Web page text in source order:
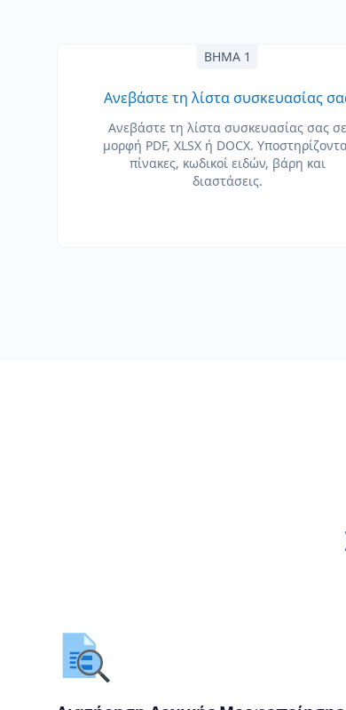
ΒΉΜΑ 1
Ανεβάστε τη λίστα συσκευασίας
Ανεβάστε τη λίστα συσκευασίας σας σε
μορφή PDF, XLSX ή DOCX.
πίνακες, κωδικοί ειδών, βάρη και
διαστάσεις.